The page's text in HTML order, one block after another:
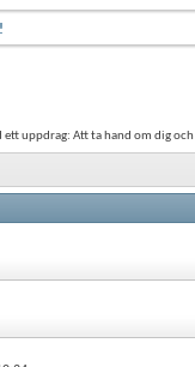
ett uppdrag: Att ta hand om